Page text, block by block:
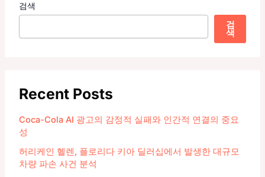
검색
검
색
Recent Posts
Coca-Cola AI 광고의 감정적 실패와 인간적 연결의 중요
성
허리케인 헬렌, 플로리다 키아 딜러십에서 발생한 대규모
차량 파손 사건 분석